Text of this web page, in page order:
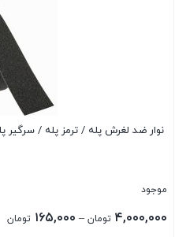
نوار ضد لغرش پله / ترمز پله / سرگیر
موجود
۴,۰۰۰,۰۰۰ تومان – ۱۶۵,۰۰۰ تومان